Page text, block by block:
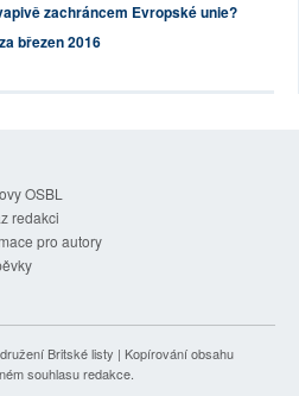
zachráncem Evropské unie?
březen 2016
OSBL
redakci
pro autory
Britské listy | Kopírování obsahu
souhlasu redakce.